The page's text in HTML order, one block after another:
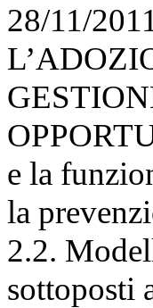
28/11/
e la
la
2.2.
sottoposti